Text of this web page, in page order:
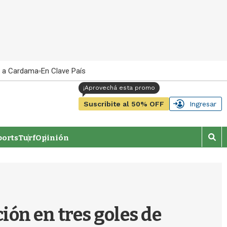
Cardama En Clave País
Suscribite al 50% OFF Ingresar
TurfOpinión
M
o
en tres goles de